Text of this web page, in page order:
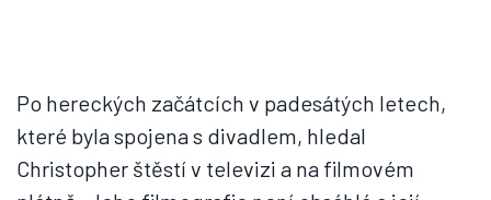
Po hereckých začátcích v padesátých letech,
které byla spojena s divadlem, hledal
Christopher štěstí v televizi a na filmovém